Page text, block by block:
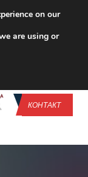
US
КОНТАКТ
on our
are using or